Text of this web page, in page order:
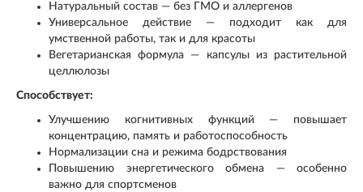
Натуральный состав — без ГМО и аллергенов
Универсальное действие — подходит как для
умственной работы, так и для красоты
Вегетарианская формула — капсулы из растительной
целлюлозы
Способствует:
Улучшению когнитивных функций — повышает
концентрацию, память и работоспособность
Нормализации сна и режима бодрствования
Повышению энергетического обмена — особенно
важно для спортсменов